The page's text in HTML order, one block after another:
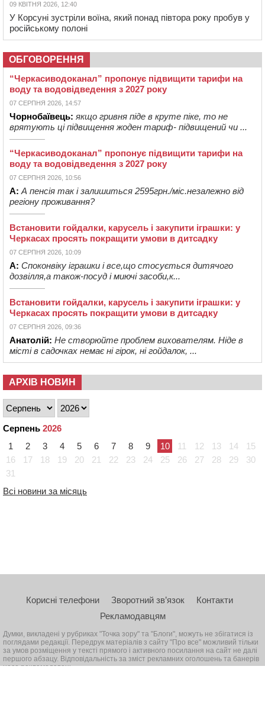
09 КВІТНЯ 2026, 12:40
У Корсуні зустріли воїна, який понад півтора року пробув у
російському полоні
ОБГОВОРЕННЯ
“Черкасиводоканал” пропонує підвищити тарифи на
воду та водовідведення з 2027 року
07 СЕРПНЯ 2026, 14:57
Чорнобаївець: якщо гривня піде в круте піке, то не
врятують ці підвищення жоден тариф- підвищений чи ...
“Черкасиводоканал” пропонує підвищити тарифи на
воду та водовідведення з 2027 року
07 СЕРПНЯ 2026, 10:56
А: А пенсія так і залишиться 2595грн./міс.незалежно від
регіону проживання?
Встановити гойдалки, карусель і закупити іграшки: у
Черкасах просять покращити умови в дитсадку
07 СЕРПНЯ 2026, 10:09
А: Споконвіку іграшки і все,що стосується дитячого
дозвілля,а також-посуд і миючі засоби,к...
Встановити гойдалки, карусель і закупити іграшки: у
Черкасах просять покращити умови в дитсадку
07 СЕРПНЯ 2026, 09:36
Анатолій: Не створюйте проблем вихователям. Ніде в
місті в садочках немає ні гірок, ні гойдалок, ...
АРХІВ НОВИН
Серпень 2026
1
2 3 4 5 6 7 8 9 10 11 12 13 14
15
16
17 18 19 20 21 22 23 24 25 26 27 28 29
30
31
Всі новини за місяць
Корисні телефони Зворотний зв’язок
Контакти
Рекламодавцям
Думки, викладені у рубриках "Точка зору" та "Блоги", можуть не збігатися із
поглядами редакції. Передрук матеріалів з сайту "Про все" можливий тільки
за умов розміщення у тексті прямого і активного посилання на сайт не далі
першого абзацу. Відповідальність за зміст рекламних оголошень та банерів
несе рекламодавець